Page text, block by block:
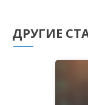
ДРУГИЕ